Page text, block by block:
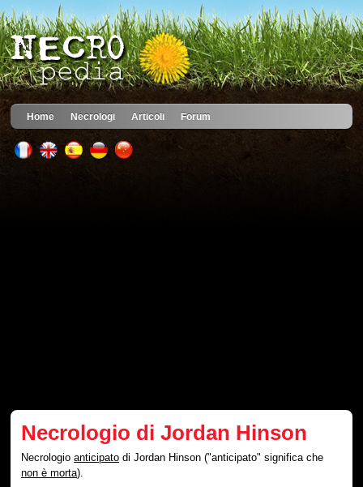
Home Necrologi Articoli Forum
Necrologio di Jordan Hinson
Necrologioanticipato di Jordan Hinson ("anticipato" significa che
non è morta).